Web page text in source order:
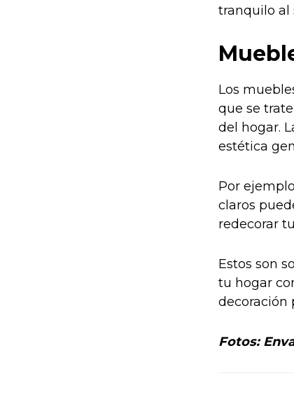
tranquilo al
Los
que se
del hogar.
estética
Por
claros
redecorar
Estos son
tu hogar
decoración
Fotos: